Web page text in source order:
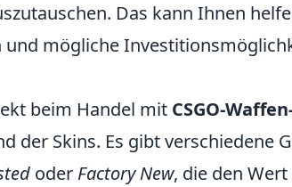
Das kann Ihnen
und mögliche
beim Handel mit CSGO-
der Skins. Es gibt verschiedene
oder Factory New, die den